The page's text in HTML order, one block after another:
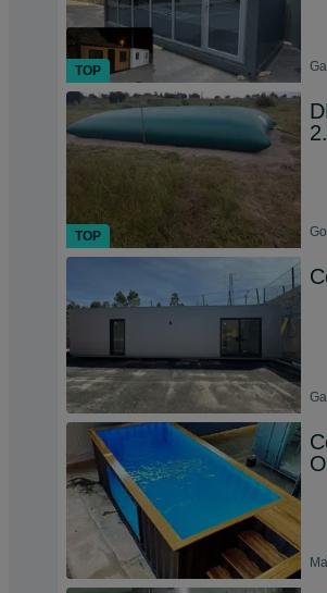
TOP
TOP